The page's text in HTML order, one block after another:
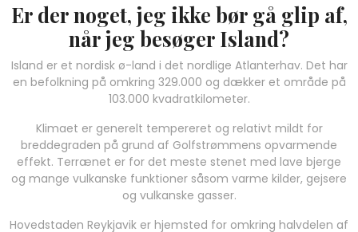
Er der noget, jeg ikke bør gå glip af,
når jeg besøger Island?
Island er et nordisk ø-land i det nordlige Atlanterhav. Det har
en befolkning på omkring 329.000 og dækker et område på
103.000 kvadratkilometer.
Klimaet er generelt tempereret og relativt mildt for
breddegraden på grund af Golfstrømmens opvarmende
effekt. Terrænet er for det meste stenet med lave bjerge
og mange vulkanske funktioner såsom varme kilder, gejsere
og vulkanske gasser.
Hovedstaden Reykjavik er hjemsted for omkring halvdelen af